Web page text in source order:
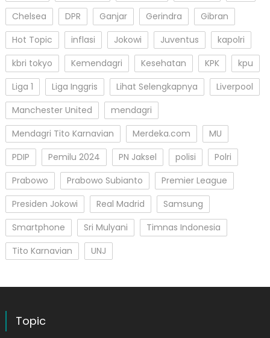
Chelsea
DPR Ganjar Gerindra
Gibran
Hot Topic
inflasi Jokowi Juventus
kapolri
kbri tokyo
Kemendagri Kesehatan KPK
kpu
Liga 1
Liga Inggris Lihat Selengkapnya
Liverpool
Manchester United
mendagri
Mendagri Tito Karnavian
Merdeka.com
MU
PDIP
Pemilu 2024 PN Jaksel polisi
Polri
Prabowo
Prabowo Subianto
Premier League
Presiden Jokowi
Real Madrid
Samsung
Smartphone
Sri Mulyani
Timnas Indonesia
Tito Karnavian
UNJ
Topic